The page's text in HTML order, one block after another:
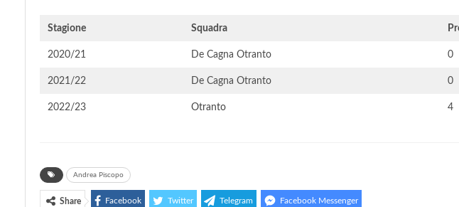
Stagione Squadra
2020/21 De Cagna Otranto 0
2021/22 De Cagna Otranto 0
2022/23 Otranto 4
Andrea Piscopo
Share Facebook Twitter Telegram Facebook Messenger